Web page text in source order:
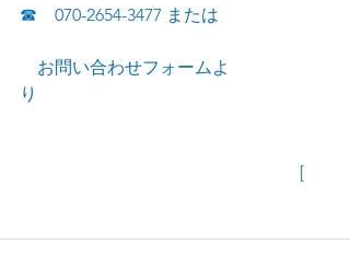
☎　070-2654-3477 または
お問い合わせフォームよ
り
                        　　　　　　　　　　[